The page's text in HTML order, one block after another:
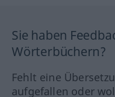
Sie haben
Wörterbüchern?
Fehlt eine
aufgefallen oder